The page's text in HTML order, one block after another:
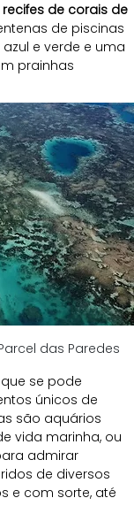
de corais de
de piscinas
e verde e uma
prainhas
das Paredes
se pode
únicos de
são aquários
vida marinha, ou
admirar
de diversos
e com sorte, até